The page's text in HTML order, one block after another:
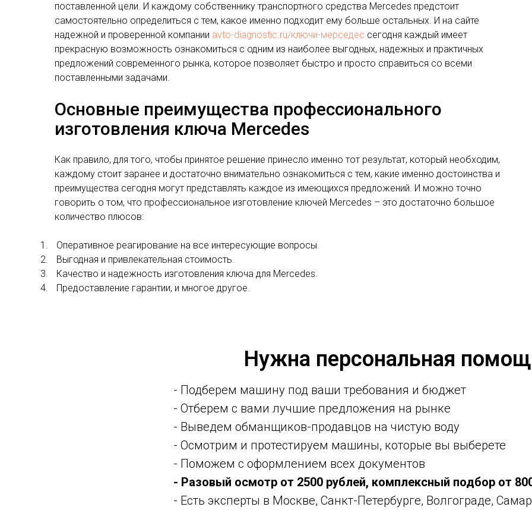
поставленной цели. И каждому собственнику транспортного средства Mercedes предстоит
самостоятельно определиться с тем, какое именно подходит ему больше остальных. И на сайте
надежной и проверенной компании avto-diagnostic.ru/ключи-мерседес сегодня каждый имеет
прекрасную возможность ознакомиться с одним из наиболее выгодных, надежных и практичных
предложений современного рынка, которое позволяет быстро и просто справиться со всеми
поставленными задачами.
Основные преимущества профессионального
изготовления ключа Mercedes
Как правило, для того, чтобы принятое решение принесло именно тот результат, который необходим,
каждому стоит заранее и достаточно внимательно ознакомиться с тем, какие именно достоинства и
преимущества сегодня могут представлять каждое из имеющихся предложений. И можно точно
говорить о том, что профессиональное изготовление ключей Mercedes – это достаточно большое
количество плюсов:
1.
Оперативное реагирование на все интересующие вопросы.
2.
Выгодная и привлекательная стоимость.
3.
Качество и надежность изготовления ключа для Mercedes.
4.
Предоставление гарантии, и многое другое.
Нужна персональная
- Подберем машину под ваши требования и бюджет
- Отберем с вами лучшие предложения на рынке
- Выведем обманщиков-продавцов на чистую воду
- Осмотрим и протестируем машины, которые вы выберете
- Поможем с оформлением всех документов
- Разовый осмотр от 2500 рублей, комплексный подбор от
- Есть эксперты в Москве, Санкт-Петербурге, Волгограде,